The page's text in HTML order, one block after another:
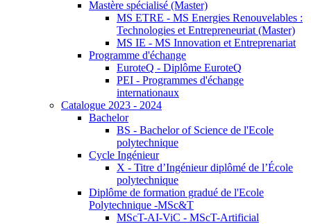
Mastère spécialisé (Master)
MS ETRE - MS Energies Renouvelables :
Technologies et Entrepreneuriat (Master)
MS IE - MS Innovation et Entreprenariat
Programme d'échange
EuroteQ - Diplôme EuroteQ
PEI - Programmes d'échange
internationaux
Catalogue 2023 - 2024
Bachelor
BS - Bachelor of Science de l'Ecole
polytechnique
Cycle Ingénieur
X - Titre d’Ingénieur diplômé de l’École
polytechnique
Diplôme de formation gradué de l'Ecole
Polytechnique -MSc&T
MScT-AI-ViC - MScT-Artificial